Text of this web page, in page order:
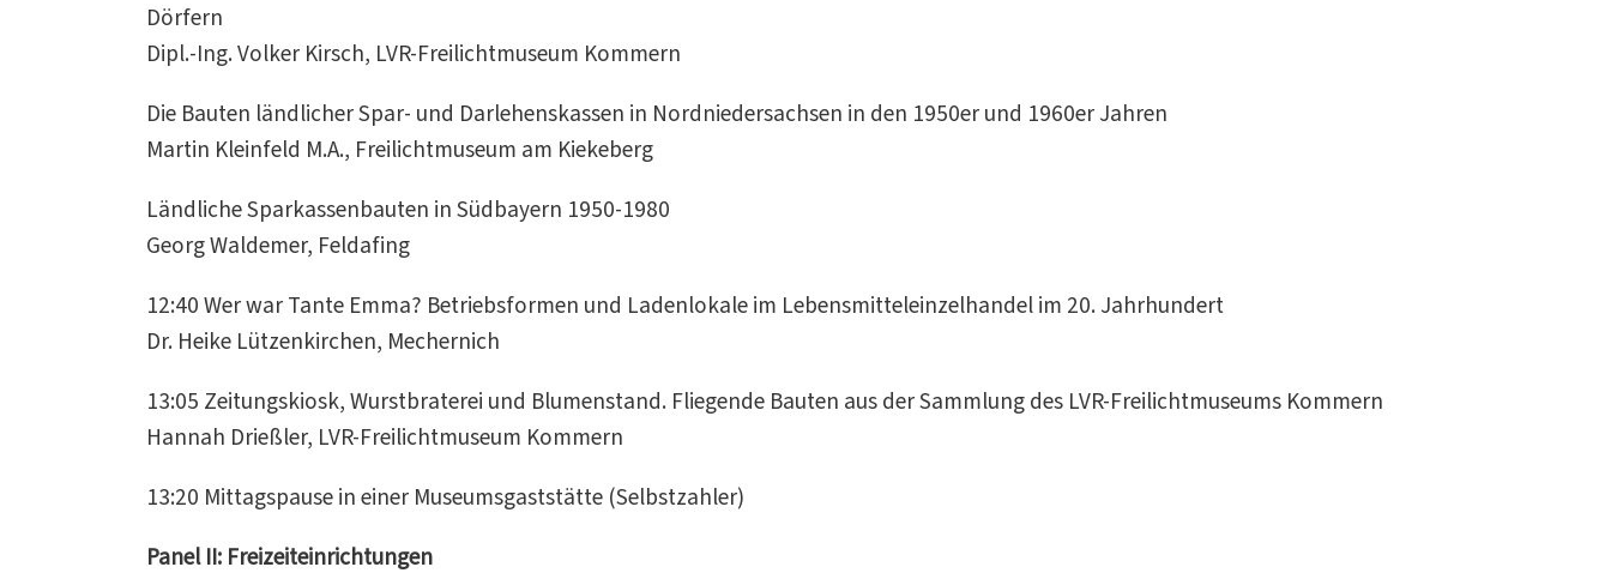
Dörfern
Dipl.-Ing. Volker Kirsch, LVR-Freilichtmuseum Kommern
Die Bauten ländlicher Spar- und Darlehenskassen in Nordniedersachsen in den 1950er und 1960er Jahren
Martin Kleinfeld M.A., Freilichtmuseum am Kiekeberg
Ländliche Sparkassenbauten in Südbayern 1950-1980
Georg Waldemer, Feldafing
12:40 Wer war Tante Emma? Betriebsformen und Ladenlokale im Lebensmitteleinzelhandel im 20. Jahrhundert
Dr. Heike Lützenkirchen, Mechernich
13:05 Zeitungskiosk, Wurstbraterei und Blumenstand. Fliegende Bauten aus der Sammlung des LVR-Freilichtmuseums Kommern
Hannah Drießler, LVR-Freilichtmuseum Kommern
13:20 Mittagspause in einer Museumsgaststätte (Selbstzahler)
Panel II: Freizeiteinrichtungen